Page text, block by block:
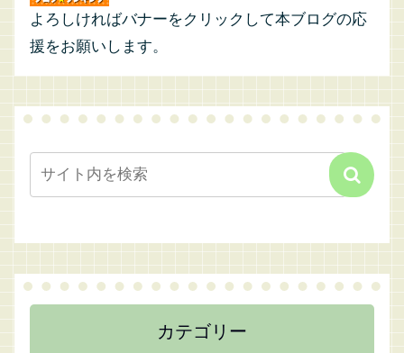
よろしければバナーをクリックして本ブログの応
援をお願いします。
カテゴリー